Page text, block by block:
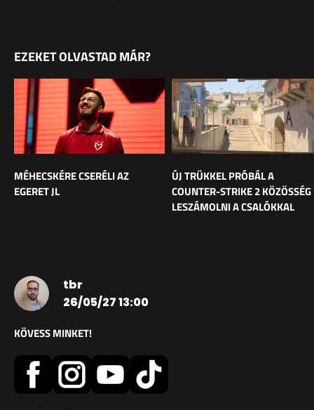
EZEKET OLVASTAD MÁR?
MÉHECSKÉRE CSERÉLI AZ
EGERET JL
ÚJ TRÜKKEL PRÓBÁL A
COUNTER-STRIKE 2 KÖZÖSSÉG
LESZÁMOLNI A CSALÓKKAL
tbr
26/05/27 13:00
KÖVESS MINKET!